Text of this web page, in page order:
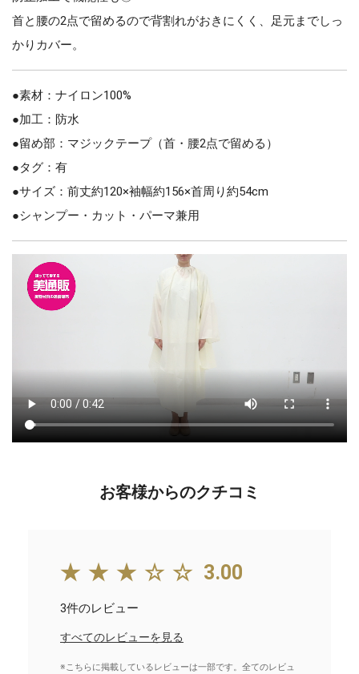
首と腰の2点で留めるので背割れがおきにくく、足元までしっ
かりカバー。
●素材：ナイロン100%
●加工：防水
●留め部：マジックテープ（首・腰2点で留める）
●タグ：有
●サイズ：前丈約120×袖幅約156×首周り約54cm
●シャンプー・カット・パーマ兼用
お客様からのクチコミ
★★★☆☆ 3.00
3件のレビュー
すべてのレビューを見る
※こちらに掲載しているレビューは一部です。全てのレビュ